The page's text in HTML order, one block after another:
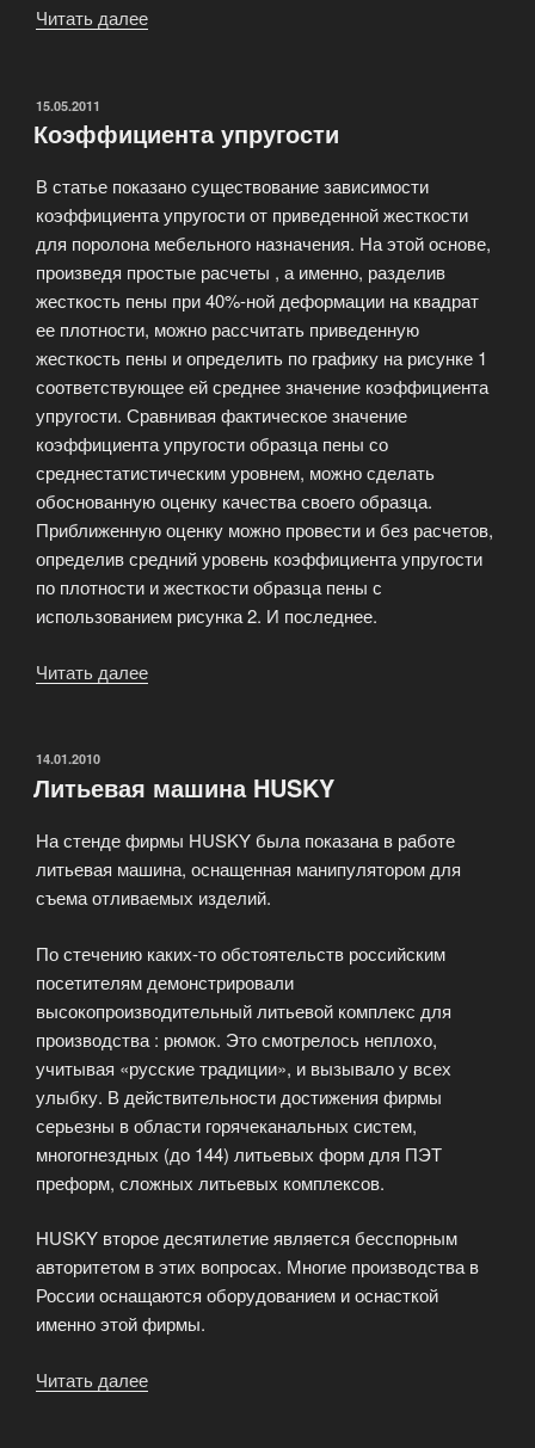
Читать далее
ОПУБЛИКОВАНО
15.05.2011
Коэффициента упругости
В статье показано существование зависимости
коэффициента упругости от приведенной жесткости
для поролона мебельного назначения. На этой основе,
произведя простые расчеты , а именно, разделив
жесткость пены при 40%-ной деформации на квадрат
ее плотности, можно рассчитать приведенную
жесткость пены и определить по графику на рисунке 1
соответствующее ей среднее значение коэффициента
упругости. Сравнивая фактическое значение
коэффициента упругости образца пены со
среднестатистическим уровнем, можно сделать
обоснованную оценку качества своего образца.
Приближенную оценку можно провести и без расчетов,
определив средний уровень коэффициента упругости
по плотности и жесткости образца пены с
использованием рисунка 2. И последнее.
Читать далее
ОПУБЛИКОВАНО
14.01.2010
Литьевая машина HUSKY
На стенде фирмы HUSKY была показана в работе
литьевая машина, оснащенная манипулятором для
съема отливаемых изделий.
По стечению каких-то обстоятельств российским
посетителям демонстрировали
высокопроизводительный литьевой комплекс для
производства : рюмок. Это смотрелось неплохо,
учитывая «русские традиции», и вызывало у всех
улыбку. В действительности достижения фирмы
серьезны в области горячеканальных систем,
многогнездных (до 144) литьевых форм для ПЭТ
преформ, сложных литьевых комплексов.
HUSKY второе десятилетие является бесспорным
авторитетом в этих вопросах. Многие производства в
России оснащаются оборудованием и оснасткой
именно этой фирмы.
Читать далее